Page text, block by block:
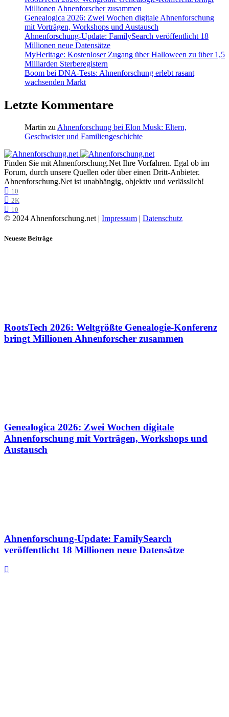
Millionen Ahnenforscher zusammen
Genealogica 2026: Zwei Wochen digitale Ahnenforschung
mit Vorträgen, Workshops und Austausch
Ahnenforschung-Update: FamilySearch veröffentlicht 18
Millionen neue Datensätze
MyHeritage: Kostenloser Zugang über Halloween zu über 1,5
Milliarden Sterberegistern
Boom bei DNA-Tests: Ahnenforschung erlebt rasant
wachsenden Markt
Letzte Kommentare
Martin zu Ahnenforschung bei Elon Musk: Eltern,
Geschwister und Familiengeschichte
Finden Sie mit Ahnenforschung.Net Ihre Vorfahren. Egal ob im
Forum, durch unsere Quellen oder über einen Dritt-Anbieter.
Ahnenforschung.Net ist unabhängig, objektiv und verlässlich!
10
2K
10
© 2024 Ahnenforschung.net | Impressum | Datenschutz
Neueste Beiträge
RootsTech 2026: Weltgrößte Genealogie-Konferenz
bringt Millionen Ahnenforscher zusammen
Genealogica 2026: Zwei Wochen digitale
Ahnenforschung mit Vorträgen, Workshops und
Austausch
Ahnenforschung-Update: FamilySearch
veröffentlicht 18 Millionen neue Datensätze